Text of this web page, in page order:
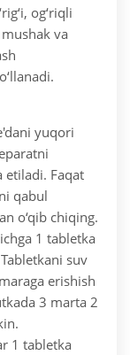
og‘riqli
va
yuqori
etiladi. Faqat
qabul
o‘qib chiqing.
1 tabletka
suv
erishish
3 marta 2
1 tabletka